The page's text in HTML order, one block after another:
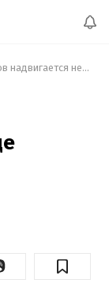
На Львов надвигается невыносимая жара: где спастись от нее в эти выходные